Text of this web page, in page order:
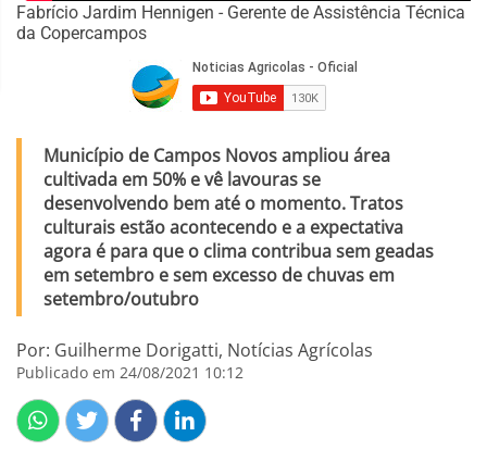
Fabrício Jardim Hennigen - Gerente de Assistência Técnica
da Copercampos
Município de Campos Novos ampliou área
cultivada em 50% e vê lavouras se
desenvolvendo bem até o momento. Tratos
culturais estão acontecendo e a expectativa
agora é para que o clima contribua sem geadas
em setembro e sem excesso de chuvas em
setembro/outubro
Por: Guilherme Dorigatti, Notícias Agrícolas
Publicado em 24/08/2021 10:12